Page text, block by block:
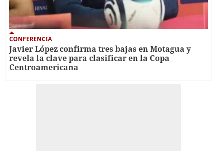
CONFERENCIA
Javier López confirma tres bajas en Motagua y
revela la clave para clasificar en la Copa
Centroamericana